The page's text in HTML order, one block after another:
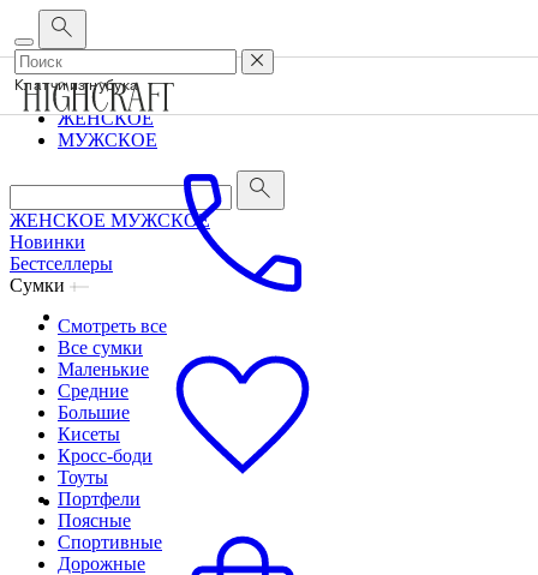
Корпоративным клиентам • О бренде
ЖЕНСКОЕ
МУЖСКОЕ
ЖЕНСКОЕ МУЖСКОЕ
Новинки
Бестселлеры
Сумки
Смотреть все
Все сумки
Маленькие
Средние
Большие
Кисеты
Кросс-боди
Тоуты
Портфели
Поясные
Спортивные
Дорожные
Клатчи из нубука